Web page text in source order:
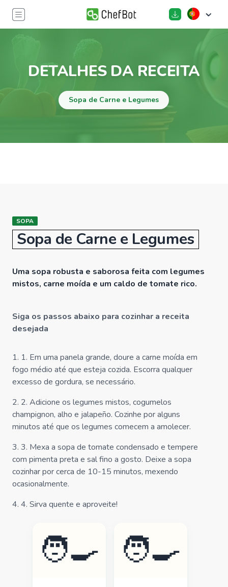
DETALHES DA RECEITA
Sopa de Carne e Legumes
SOPA
Sopa de Carne e Legumes
Uma sopa robusta e saborosa feita com legumes
mistos, carne moída e um caldo de tomate rico.
Siga os passos abaixo para cozinhar a receita
desejada
1. 1. Em uma panela grande, doure a carne moída em
fogo médio até que esteja cozida. Escorra qualquer
excesso de gordura, se necessário.
2. 2. Adicione os legumes mistos, cogumelos
champignon, alho e jalapeño. Cozinhe por alguns
minutos até que os legumes comecem a amolecer.
3. 3. Mexa a sopa de tomate condensado e tempere
com pimenta preta e sal fino a gosto. Deixe a sopa
cozinhar por cerca de 10-15 minutos, mexendo
ocasionalmente.
4. 4. Sirva quente e aproveite!
🧑‍🍳 🧑‍🍳